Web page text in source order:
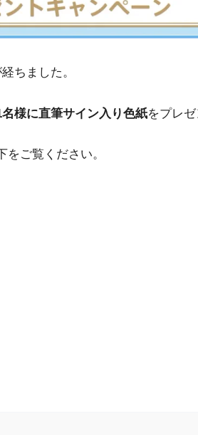
ちました。
様に直筆サイン入り色紙をプレ
ご覧ください。